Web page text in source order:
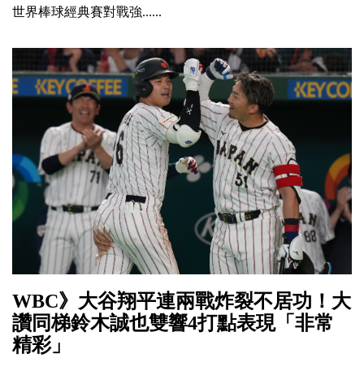
世界棒球經典賽對戰強......
WBC》大谷翔平連兩戰炸裂不居功！大
讚同梯鈴木誠也雙響4打點表現「非常
精彩」